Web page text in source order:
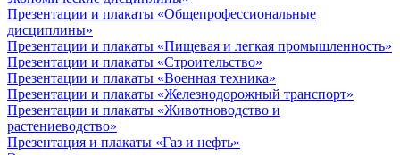
Презентации и плакаты «Общепрофессиональные
дисциплины»
Презентации и плакаты «Пищевая и легкая промышленность»
Презентации и плакаты «Строительство»
Презентации и плакаты «Военная техника»
Презентации и плакаты «Железнодорожный транспорт»
Презентации и плакаты «Животноводство и
растениеводство»
Презентация и плакаты «Газ и нефть»